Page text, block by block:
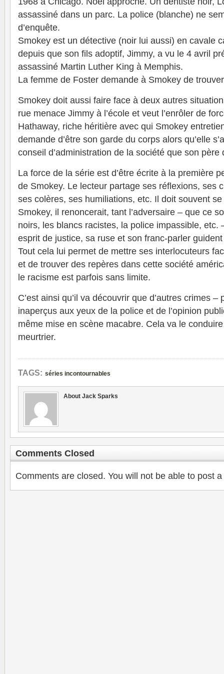
assassiné dans un parc. La police (blanche) ne
d’enquête.
Smokey est un détective (noir lui aussi) en cavale
depuis que son fils adoptif, Jimmy, a vu le 4 avril
assassiné Martin Luther King à Memphis.
La femme de Foster demande à Smokey de
Smokey doit aussi faire face à deux autres
rue menace Jimmy à l’école et veut l’enrôler de
Hathaway, riche héritière avec qui Smokey
demande d’être son garde du corps alors qu’elle
conseil d’administration de la société que son père
La force de la série est d’être écrite à la première
de Smokey. Le lecteur partage ses réflexions, ses
ses colères, ses humiliations, etc. Il doit souvent se
Smokey, il renoncerait, tant l’adversaire – que ce
noirs, les blancs racistes, la police impassible, etc.
esprit de justice, sa ruse et son franc-parler
Tout cela lui permet de mettre ses interlocuteurs
et de trouver des repères dans cette société
le racisme est parfois sans limite.
C’est ainsi qu’il va découvrir que d’autres crimes
inaperçus aux yeux de la police et de l’opinion
même mise en scène macabre. Cela va le conduire
meurtrier.
TAGS: séries incontournables
About Jack Sparks
Comments Closed
Comments are closed. You will not be able to post